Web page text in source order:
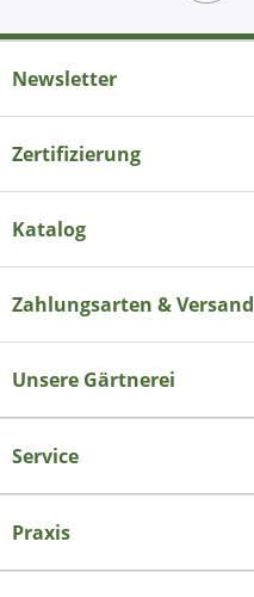
Newsletter
Zertifizierung
Katalog
Zahlungsarten & Versand
Unsere Gärtnerei
Service
Praxis